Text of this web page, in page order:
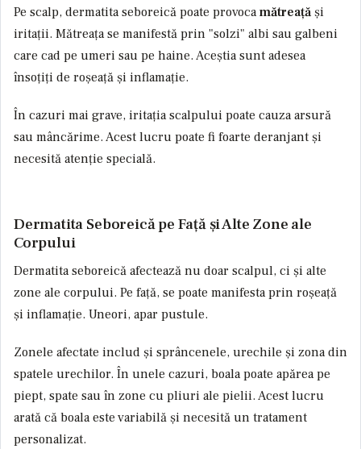
Pe scalp, dermatita seboreică poate provoca mătreață și
iritații. Mătreața se manifestă prin "solzi" albi sau galbeni
care cad pe umeri sau pe haine. Aceștia sunt adesea
însoțiți de roșeață și inflamație.
În cazuri mai grave, iritația scalpului poate cauza arsură
sau mâncărime. Acest lucru poate fi foarte deranjant și
necesită atenție specială.
Dermatita Seboreică pe Față și Alte Zone ale
Corpului
Dermatita seboreică afectează nu doar scalpul, ci și alte
zone ale corpului. Pe față, se poate manifesta prin roșeață
și inflamație. Uneori, apar pustule.
Zonele afectate includ și sprâncenele, urechile și zona din
spatele urechilor. În unele cazuri, boala poate apărea pe
piept, spate sau în zone cu pliuri ale pielii. Acest lucru
arată că boala este variabilă și necesită un tratament
personalizat.